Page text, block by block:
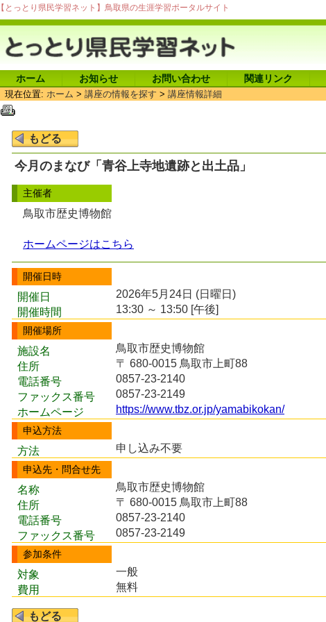
【とっとり県民学習ネット】鳥取県の生涯学習ポータルサイト
ホーム お知らせ お問い合わせ 関連リンク
現在位置: ホーム > 講座の情報を探す > 講座情報詳細
今月のまなび「青谷上寺地遺跡と出土品」
主催者
鳥取市歴史博物館
ホームページはこちら
開催日時
開催日
2026年5月24日 (日曜日)
開催時間
13:30 ～ 13:50 [午後]
開催場所
施設名
鳥取市歴史博物館
住所
〒 680-0015 鳥取市上町88
電話番号
0857-23-2140
ファックス番号
0857-23-2149
ホームページ
https://www.tbz.or.jp/yamabikokan/
申込方法
方法 申し込み不要
申込先・問合せ先
名称
鳥取市歴史博物館
住所
〒 680-0015 鳥取市上町88
電話番号
0857-23-2140
ファックス番号
0857-23-2149
参加条件
対象
一般
費用
無料